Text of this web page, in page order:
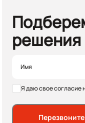
решения
Я даю свое согласие